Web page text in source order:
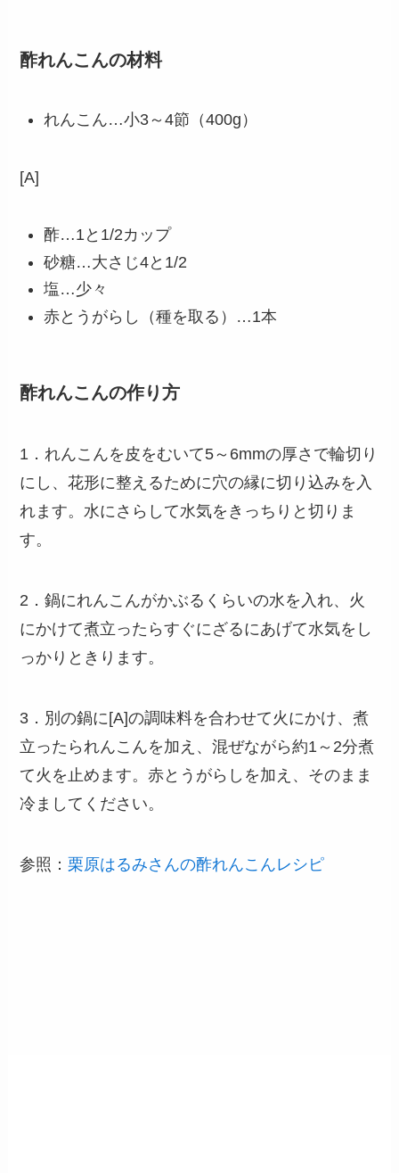
酢れんこんの材料
れんこん…小3～4節（400g）
[A]
酢…1と1/2カップ
砂糖…大さじ4と1/2
塩…少々
赤とうがらし（種を取る）…1本
酢れんこんの作り方
1．れんこんを皮をむいて5～6mmの厚さで輪切り
にし、花形に整えるために穴の縁に切り込みを入
れます。水にさらして水気をきっちりと切りま
す。
2．鍋にれんこんがかぶるくらいの水を入れ、火
にかけて煮立ったらすぐにざるにあげて水気をし
っかりときります。
3．別の鍋に[A]の調味料を合わせて火にかけ、煮
立ったられんこんを加え、混ぜながら約1～2分煮
て火を止めます。赤とうがらしを加え、そのまま
冷ましてください。
参照：栗原はるみさんの酢れんこんレシピ